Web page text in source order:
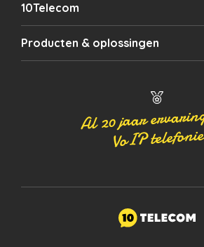
10Telecom
Producten & oplossingen
Al 20 jaar
VoIP telefonie